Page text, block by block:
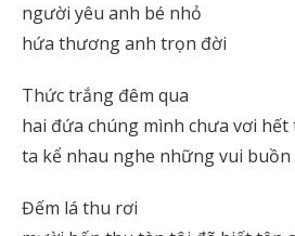
người yêu anh bé nhỏ
hứa thương anh trọn đời
Thức trắng đêm qua
hai đứa chúng mình chưa vơi
ta kể nhau nghe những vui
Đếm lá thu rơi